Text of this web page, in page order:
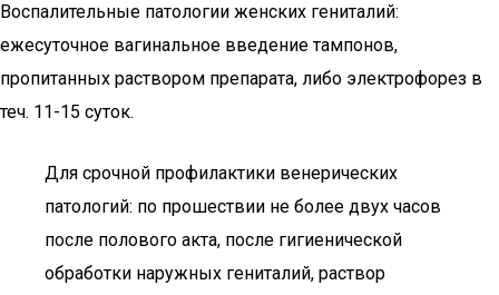
Воспалительные патологии женских гениталий:
ежесуточное вагинальное введение тампонов,
пропитанных раствором препарата, либо электрофорез в
теч. 11-15 суток.
Для срочной профилактики венерических
патологий: по прошествии не более двух часов
после полового акта, после гигиенической
обработки наружных гениталий, раствор